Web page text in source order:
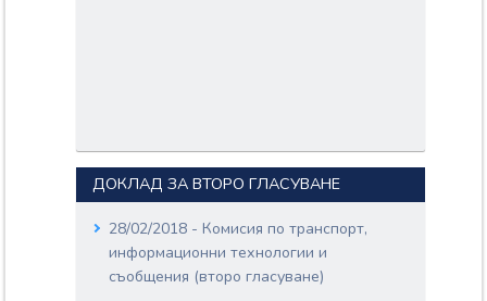
ДОКЛАД ЗА ВТОРО ГЛАСУВАНЕ
28/02/2018 - Комисия по транспорт,
информационни технологии и
съобщения (второ гласуване)